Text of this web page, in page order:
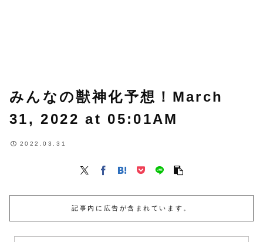
みんなの獣神化予想！March
31, 2022 at 05:01AM
2022.03.31
記事内に広告が含まれています。